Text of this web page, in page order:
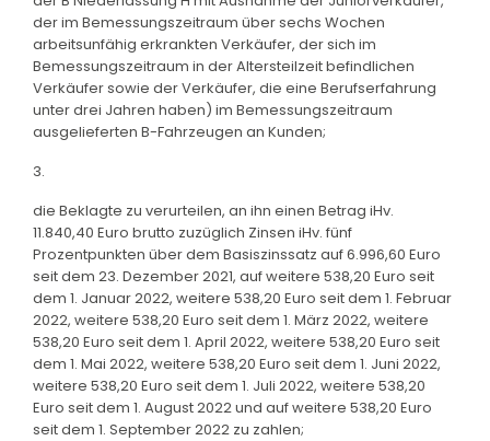
der im Bemessungszeitraum über sechs Wochen
arbeitsunfähig erkrankten Verkäufer, der sich im
Bemessungszeitraum in der Altersteilzeit befindlichen
Verkäufer sowie der Verkäufer, die eine Berufserfahrung
unter drei Jahren haben) im Bemessungszeitraum
ausgelieferten B-Fahrzeugen an Kunden;
3.
die Beklagte zu verurteilen, an ihn einen Betrag iHv.
11.840,40 Euro brutto zuzüglich Zinsen iHv. fünf
Prozentpunkten über dem Basiszinssatz auf 6.996,60 Euro
seit dem 23. Dezember 2021, auf weitere 538,20 Euro seit
dem 1. Januar 2022, weitere 538,20 Euro seit dem 1. Februar
2022, weitere 538,20 Euro seit dem 1. März 2022, weitere
538,20 Euro seit dem 1. April 2022, weitere 538,20 Euro seit
dem 1. Mai 2022, weitere 538,20 Euro seit dem 1. Juni 2022,
weitere 538,20 Euro seit dem 1. Juli 2022, weitere 538,20
Euro seit dem 1. August 2022 und auf weitere 538,20 Euro
seit dem 1. September 2022 zu zahlen;